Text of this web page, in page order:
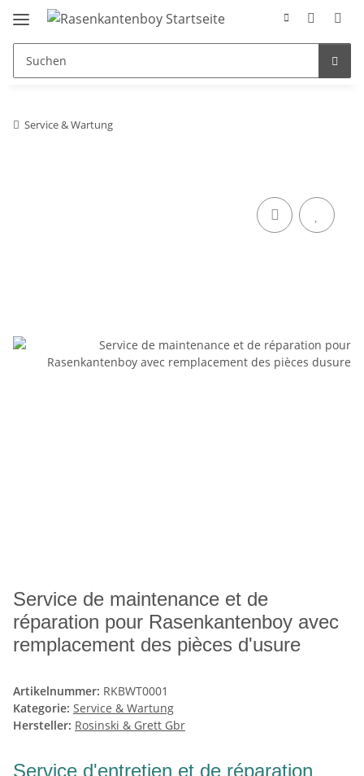
Service & Wartung
Service de maintenance et de
réparation pour Rasenkantenboy avec
remplacement des pièces d'usure
Artikelnummer: RKBWT0001
Kategorie: Service & Wartung
Hersteller: Rosinski & Grett Gbr
Service d'entretien et de réparation